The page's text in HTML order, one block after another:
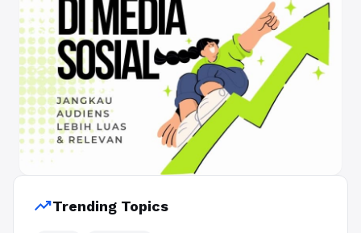
trending_upTrending Topics